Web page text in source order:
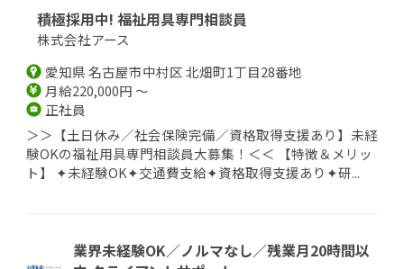
積極採用中! 福祉用具専門相談員
株式会社アース
愛知県 名古屋市中村区 北畑町1丁目28番地
月給220,000円 ～
正社員
＞＞【土日休み／社会保険完備／資格取得支援あり】未経
験OKの福祉用具専門相談員大募集！＜＜ 【特徴＆メリッ
ト】 ✦未経験OK✦交通費支給✦資格取得支援あり✦研...
業界未経験OK／ノルマなし／残業月20時間以